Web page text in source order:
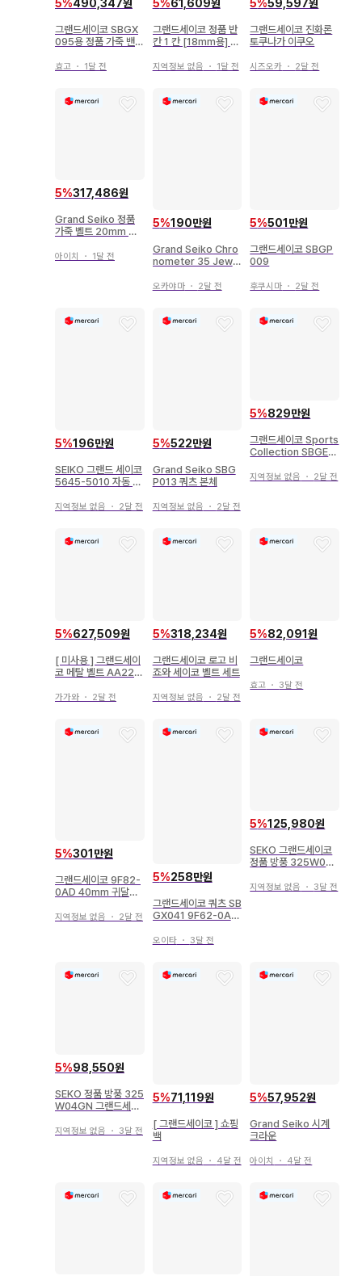
5%490,347원
그랜드세이코 SBGX
095용 정품 가죽 밴드
효고 ・ 1달 전
5%61,609원
그랜드세이코 정품 반
칸 1 칸 [18mm용] 새
지역정보 없음 ・ 1달 전
5%59,597원
그랜드세이코 진화론
토쿠나가 이쿠오
시즈오카 ・ 2달 전
5%317,486원
Grand Seiko 정품
가죽 벨트 20mm 네
아이치 ・ 1달 전
5%190만원
Grand Seiko Chro
nometer 35 Jewel
오카야마・ 2달 전
5%501만원
그랜드세이코 SBGP
009
후쿠시마 ・ 2달 전
5%196만원
SEIKO 그랜드 세이코
5645-5010 자동 와
지역정보 없음 ・ 2달 전
5%522만원
Grand Seiko SBG
P013 쿼츠 본체
지역정보 없음 ・ 2달 전
5%829만원
그랜드세이코 Sports
Collection SBGE2
지역정보 없음 ・ 2달 전
5%627,509원
[ 미사용 ] 그랜드세이
코 메탈 벨트 AA22 B
가가와 ・ 2달 전
5%318,234원
그랜드세이코 로고 비
죠와 세이코 벨트 세트
지역정보 없음 ・ 2달 전
5%82,091원
그랜드세이코
효고 ・ 3달 전
5%301만원
그랜드세이코 9F82-
0AD 40mm 귀달린
음
지역정보 없음 ・ 2달 전
5%258만원
그랜드세이코 쿼츠 SB
GX041 9F62-0A1
오이타・ 3달 전
5%125,980원
SEKO 그랜드세이코
정품 방풍 325W06
지역정보 없음 ・ 3달 전
5%98,550원
SEKO 정품 방풍 325
W04GN 그랜드세이
지역정보 없음 ・ 3달 전
5%71,119원
[ 그랜드세이코 ] 쇼핑
백
지역정보 없음 ・ 4달 전
5%57,952원
Grand Seiko 시계
크라운
아이치 ・ 4달 전